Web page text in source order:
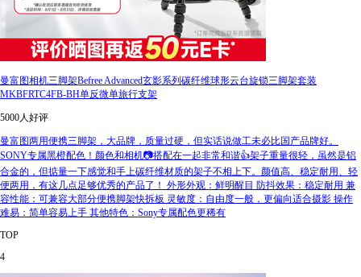
曼富图相机三脚架Befree Advanced玄影系列碳纤维球形云台旋锁三脚架套装
MKBFRTC4FB-BH单反微单旅行支架
5000人好评
曼富图两用便携三脚架，大品牌，质量过硬，但实话说做工未必比国产品牌好。
SONY专属黑橙配色！颜色和相机📷搭配在一起非常和谐👍架子重量很轻，虽然是铝
合金的，但掂量一下感觉和手上碳纤维材质的架子不相上下。颜值高、稳定耐用、轻
便两用，有这几点足够优秀的产品了！ 外形外观：鲜明醒目 防抖效果：稳定耐用 兼
容性能：可兼容大部分便携脚架快拆板 灵敏度：自由度一般，更偏向适合摄影 操作
难易：简单容易上手 其他特色：Sony专属配色更稀有
TOP
4